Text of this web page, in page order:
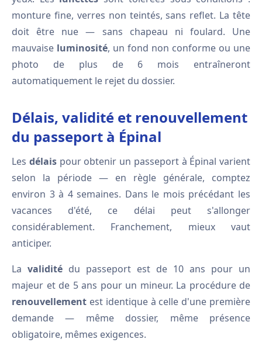
monture fine, verres non teintés, sans reflet. La tête
doit être nue — sans chapeau ni foulard. Une
mauvaise luminosité, un fond non conforme ou une
photo de plus de 6 mois entraîneront
automatiquement le rejet du dossier.
Délais, validité et renouvellement
du passeport à Épinal
Les délaispour obtenir un passeport à Épinal varient
selon la période — en règle générale, comptez
environ 3 à 4 semaines. Dans le mois précédant les
vacances d'été, ce délai peut s'allonger
considérablement. Franchement, mieux vaut
anticiper.
La validité du passeport est de 10 ans pour un
majeur et de 5 ans pour un mineur. La procédure de
renouvellement est identique à celle d'une première
demande — même dossier, même présence
obligatoire, mêmes exigences.